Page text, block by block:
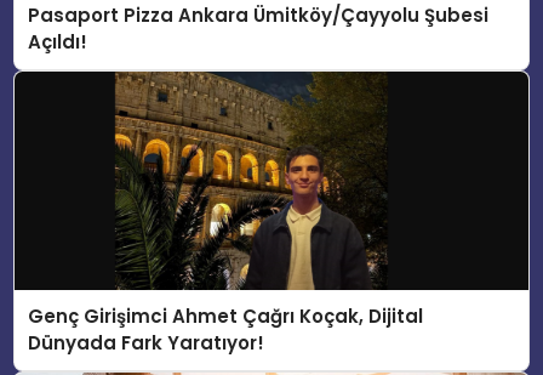
Pasaport Pizza Ankara Ümitköy/Çayyolu Şubesi
Açıldı!
Genç Girişimci Ahmet Çağrı Koçak, Dijital
Dünyada Fark Yaratıyor!